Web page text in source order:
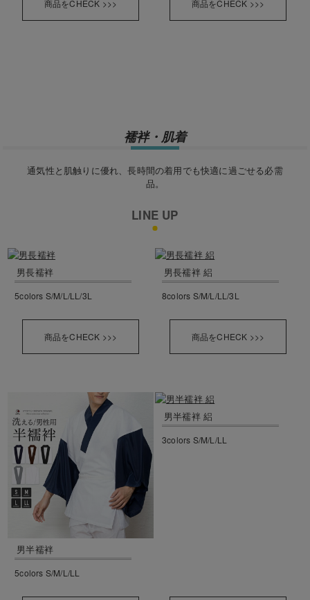
商品をCHECK >>> 商品をCHECK >>>
襦袢・肌着
通気性と肌触りに優れ、長時間の着用でも快適に過ごせる必需
品。
LINE UP
男長襦袢
5colors S/M/L/LL/3L
商品をCHECK >>>
男長襦袢 絽
8colors S/M/L/LL/3L
商品をCHECK >>>
男半襦袢
5colors S/M/L/LL
男半襦袢 絽
3colors S/M/L/LL